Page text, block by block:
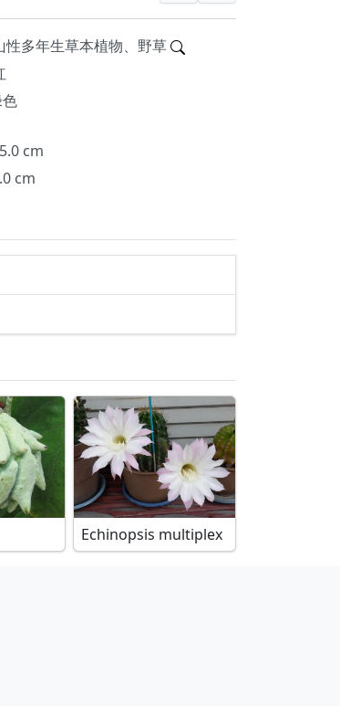
性多年生草本植物、野草
cm
cm
Echinopsis multiplex